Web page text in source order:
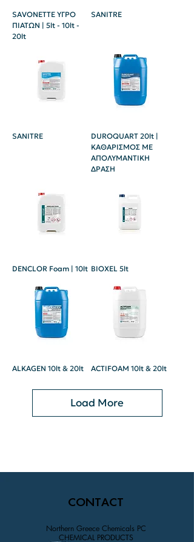
SAVONETTE ΥΓΡΟ
ΠΙΑΤΩΝ | 5lt - 10lt -
20lt
SANITRE
SANITRE
DUROQUART 20lt |
ΚΑΘΑΡΙΣΜΟΣ ME
ΑΠΟΛΥΜΑΝΤΙΚΗ
ΔΡΑΣΗ
DENCLOR Foam | 10lt BIOXEL 5lt
ALKAGEN 10lt & 20lt ACTIFOAM 10lt & 20lt
Load More
Northern Greece Chemicals PC
CHEMICAL PRODUCTS
CONTACT